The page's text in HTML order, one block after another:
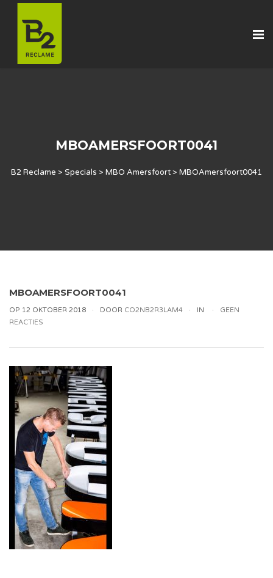
MBOAMERSFOORT0041
B2 Reclame > Specials > MBO Amersfoort> MBOAmersfoort0041
MBOAMERSFOORT0041
OP 12 OKTOBER 2018 DOOR CO2NB2R3LAM4 IN
GEEN
REACTIES